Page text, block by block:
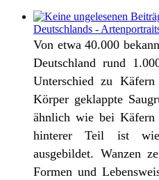
Deutschlands -
Von etwa 40.000
Deutschland rund
Unterschied zu
Körper geklappte
ähnlich wie bei Käfern
hinterer Teil ist
ausgebildet. Wanzen
Formen und